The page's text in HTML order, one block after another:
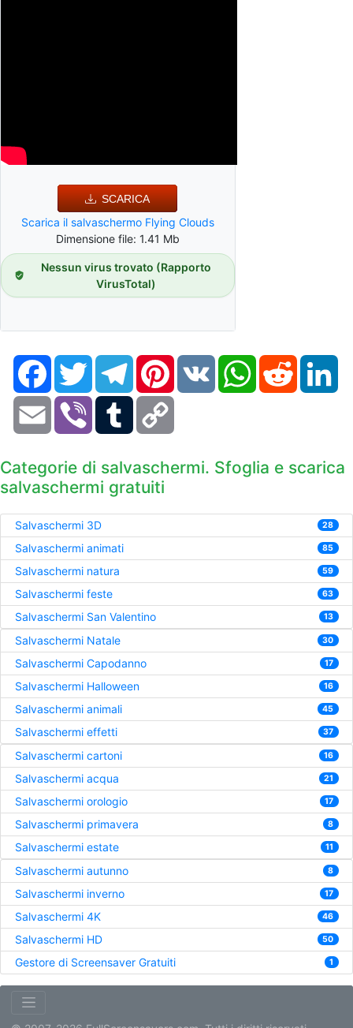
SCARICA
Scarica il salvaschermo Flying Clouds
Dimensione file: 1.41 Mb
Nessun virus trovato (Rapporto
VirusTotal)
FacebookTwitter TelegramPinterestVK WhatsAppReddit
Email Viber Tumblr
Categorie di salvaschermi. Sfoglia e scarica
salvaschermi gratuiti
Salvaschermi 3D 28
Salvaschermi animati 85
Salvaschermi natura 59
Salvaschermi feste 63
Salvaschermi San Valentino 13
Salvaschermi Natale 30
Salvaschermi Capodanno 17
Salvaschermi Halloween 16
Salvaschermi animali 45
Salvaschermi effetti 37
Salvaschermi cartoni 16
Salvaschermi acqua 21
Salvaschermi orologio 17
Salvaschermi primavera 8
Salvaschermi estate 11
Salvaschermi autunno 8
Salvaschermi inverno 17
Salvaschermi 4K 46
Salvaschermi HD 50
Gestore di Screensaver Gratuiti 1